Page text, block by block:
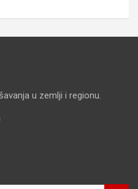
u zemlji i regionu.